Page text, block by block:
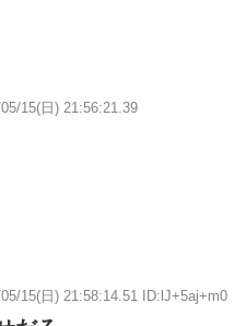
15(日) 21:56:21.39
15(日) 21:58:14.51 ID:lJ+5aj+m0